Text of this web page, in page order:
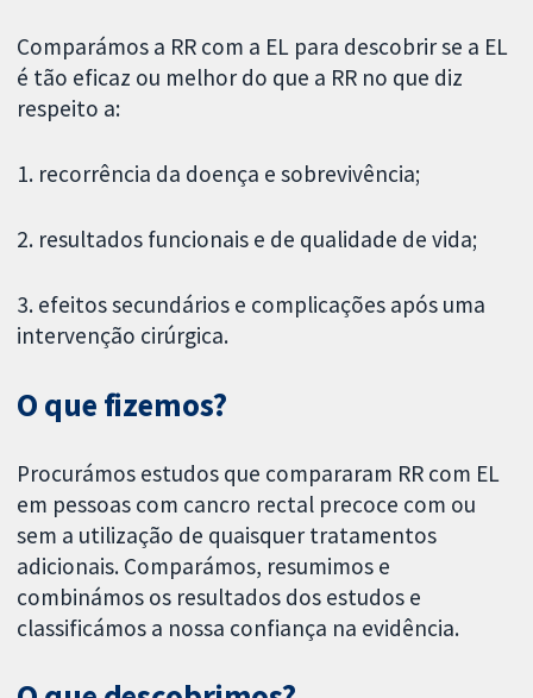
Comparámos a RR com a EL para descobrir se a EL
é tão eficaz ou melhor do que a RR no que diz
respeito a:
1. recorrência da doença e sobrevivência;
2. resultados funcionais e de qualidade de vida;
3. efeitos secundários e complicações após uma
intervenção cirúrgica.
O que fizemos?
Procurámos estudos que compararam RR com EL
em pessoas com cancro rectal precoce com ou
sem a utilização de quaisquer tratamentos
adicionais. Comparámos, resumimos e
combinámos os resultados dos estudos e
classificámos a nossa confiança na evidência.